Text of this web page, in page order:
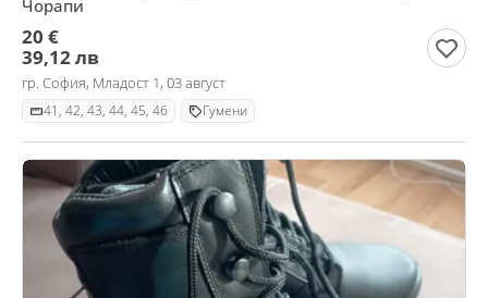
Чорапи
20 €
39,12 лв
гр. София, Младост 1, 03 август
41, 42, 43, 44, 45, 46 Гумени